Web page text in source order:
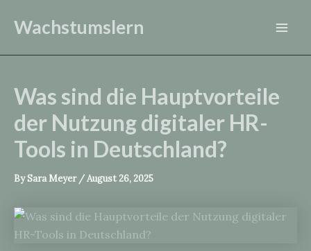
Wachstumslern
Was sind die Hauptvorteile
der Nutzung digitaler HR-
Tools in Deutschland?
BySara Meyer /August 26, 2025